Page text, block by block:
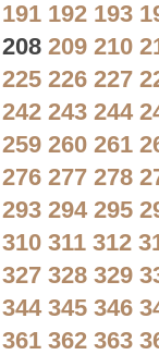
191 192 193
208 209 210
225 226 227
242 243 244
259 260 261
276 277 278
293 294 295
310 311 312
327 328 329
344 345 346
361 362 363